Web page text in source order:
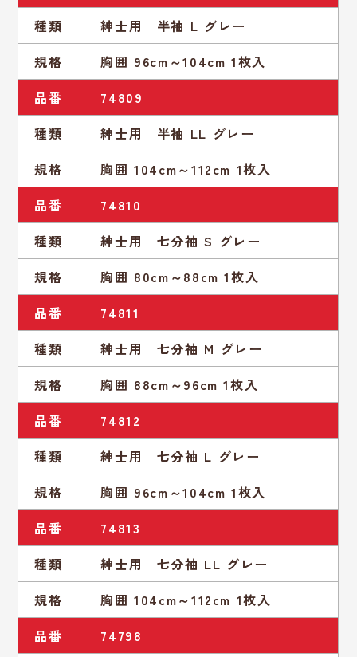
種類
紳士用 半袖 L グレー
規格
胸囲 96cm～104cm 1枚入
品番
74809
種類
紳士用 半袖 LL グレー
規格
胸囲 104cm～112cm 1枚入
品番
74810
種類
紳士用 七分袖 S グレー
規格
胸囲 80cm～88cm 1枚入
品番
74811
種類
紳士用 七分袖 M グレー
規格
胸囲 88cm～96cm 1枚入
品番
74812
種類
紳士用 七分袖 L グレー
規格
胸囲 96cm～104cm 1枚入
品番
74813
種類
紳士用 七分袖 LL グレー
規格
胸囲 104cm～112cm 1枚入
品番
74798